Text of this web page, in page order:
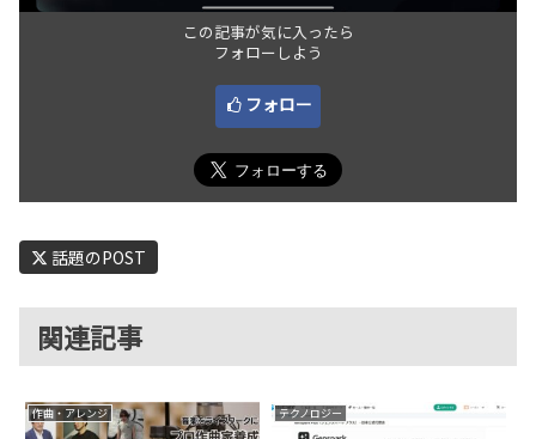
この記事が気に入ったら
フォローしよう
フォロー
話題のPOST
関連記事
作曲・アレンジ テクノロジー